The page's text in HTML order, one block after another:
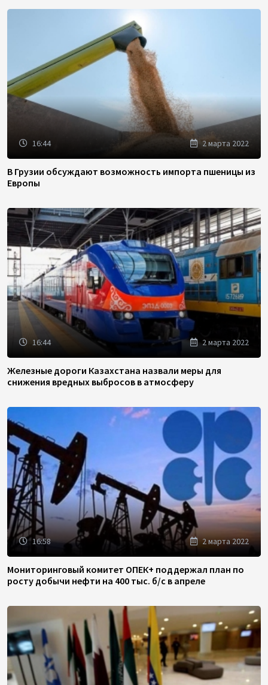
16:44 2 марта 2022
В Грузии обсуждают возможность импорта пшеницы из
Европы
16:44 2 марта 2022
Железные дороги Казахстана назвали меры для
снижения вредных выбросов в атмосферу
16:58 2 марта 2022
Мониторинговый комитет ОПЕК+ поддержал план по
росту добычи нефти на 400 тыс. б/с в апреле